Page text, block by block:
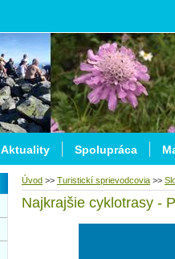
Úvod >> Turistickí sprievodcovia >>
Najkrajšie cyklotrasy -
Aktuality Spolupráca